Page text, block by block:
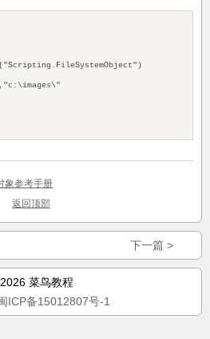
象参考手册
返回顶部
下一篇 >
菜鸟教程
ICP备15012807号-1